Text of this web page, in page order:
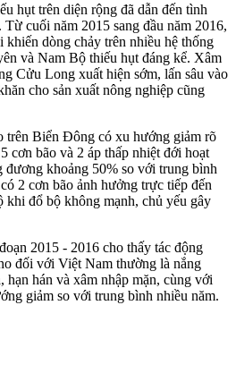
hụt trên diện rộng đã dẫn đến tình
cuối năm 2015 sang đầu năm 2016,
dòng chảy trên nhiều hệ thống
và Nam Bộ thiếu hụt đáng kể. Xâm
Cửu Long xuất hiện sớm, lấn sâu vào
cho sản xuất nông nghiệp cũng
trên Biển Đông có xu hướng giảm rõ
cơn bão và 2 áp thấp nhiệt đới hoạt
khoảng 50% so với trung bình
2 cơn bão ảnh hưởng trực tiếp đến
khi đổ bộ không mạnh, chủ yếu gây
2015 - 2016 cho thấy tác động
đối với Việt Nam thường là nắng
hạn hán và xâm nhập mặn, cùng với
giảm so với trung bình nhiều năm.